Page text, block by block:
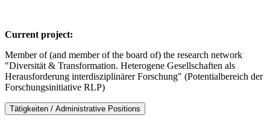
Current project:
Member of (and member of the board of) the research network
"Diversität & Transformation. Heterogene Gesellschaften als
Herausforderung interdisziplinärer Forschung" (Potentialbereich der
Forschungsinitiative RLP)
Tätigkeiten / Administrative Positions